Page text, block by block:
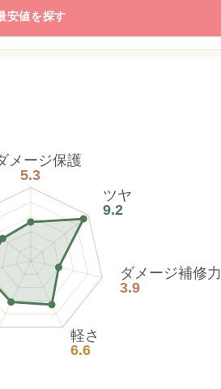
安値を探す
メージ保護
5.3
ツヤ
9.2
ダメージ補修力
3.9
軽さ
6.6